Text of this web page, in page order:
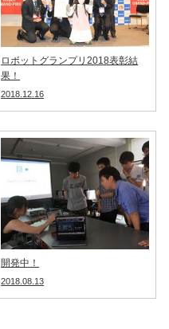
ロボットグランプリ2018表彰結
果！
2018.12.16
開発中！
2018.08.13